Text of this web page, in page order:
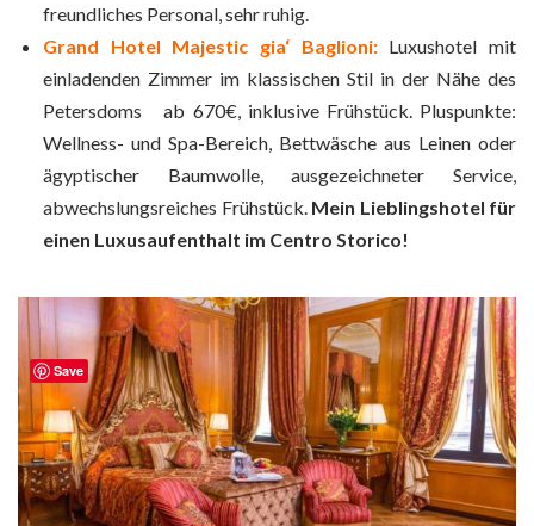
freundliches Personal, sehr ruhig.
Grand Hotel Majestic gia‘ Baglioni:Luxushotel mit
einladenden Zimmer im klassischen Stil in der Nähe des
Petersdoms ab 670€, inklusive Frühstück. Pluspunkte:
Wellness- und Spa-Bereich, Bettwäsche aus Leinen oder
ägyptischer Baumwolle, ausgezeichneter Service,
abwechslungsreiches Frühstück. Mein Lieblingshotel für
einen Luxusaufenthalt im Centro Storico!
Save